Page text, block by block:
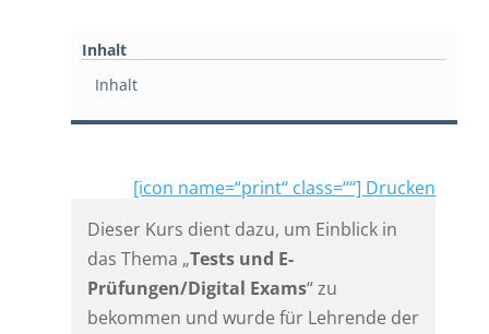
Inhalt
Inhalt
[icon name=“print“ class=““] Drucken
Dieser Kurs dient dazu, um Einblick in
das Thema „Tests und E-
Prüfungen/Digital Exams“ zu
bekommen und wurde für Lehrende der